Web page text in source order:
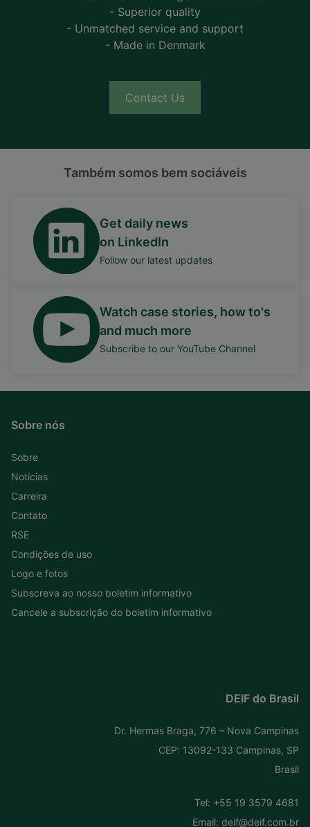
- Superior quality
- Unmatched service and support
- Made in Denmark
Contact Us
Também somos bem sociáveis
Get daily news
on LinkedIn
Follow our latest updates
Watch case stories, how to's
and much more
Subscribe to our YouTube Channel
Sobre nós
Sobre
Notícias
Carreira
Contato
RSE
Condições de uso
Logo e fotos
Subscreva ao nosso boletim informativo
Cancele a subscrição do boletim informativo
DEIF do Brasil
Dr. Hermas Braga, 776 – Nova Campinas
CEP: 13092-133 Campinas, SP
Brasil
Tel: +55 19 3579 4681
Email: deif@deif.com.br